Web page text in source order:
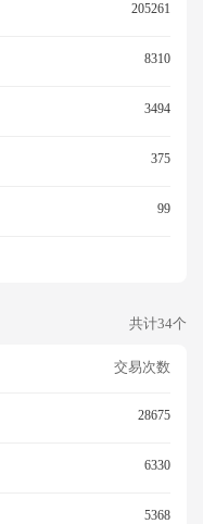
205261
8310
3494
375
99
共计34个
交易次数
28675
6330
5368